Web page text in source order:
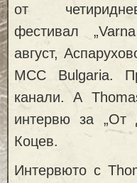
от
фестивал
август,
MCC Bulgaria.
канали. А
интервю за „От
Коцев.
Интервюто с